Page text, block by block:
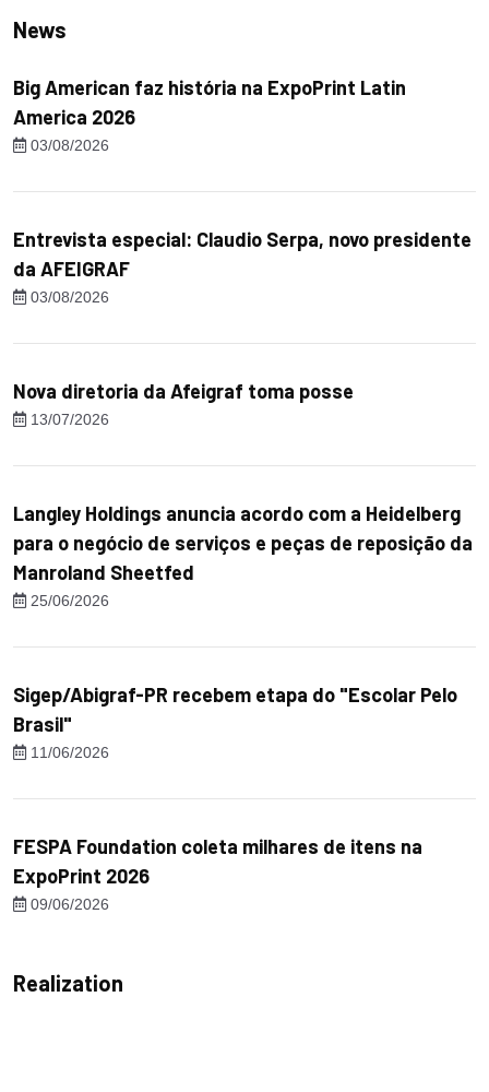
News
Big American faz história na ExpoPrint Latin
America 2026
03/08/2026
Entrevista especial: Claudio Serpa, novo presidente
da AFEIGRAF
03/08/2026
Nova diretoria da Afeigraf toma posse
13/07/2026
Langley Holdings anuncia acordo com a Heidelberg
para o negócio de serviços e peças de reposição da
Manroland Sheetfed
25/06/2026
Sigep/Abigraf-PR recebem etapa do "Escolar Pelo
Brasil"
11/06/2026
FESPA Foundation coleta milhares de itens na
ExpoPrint 2026
09/06/2026
Realization